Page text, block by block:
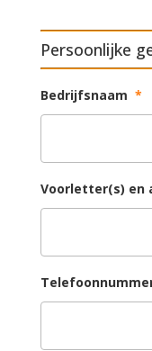
Persoonlijke
Bedrijfsnaam *
Voorletter(s) en